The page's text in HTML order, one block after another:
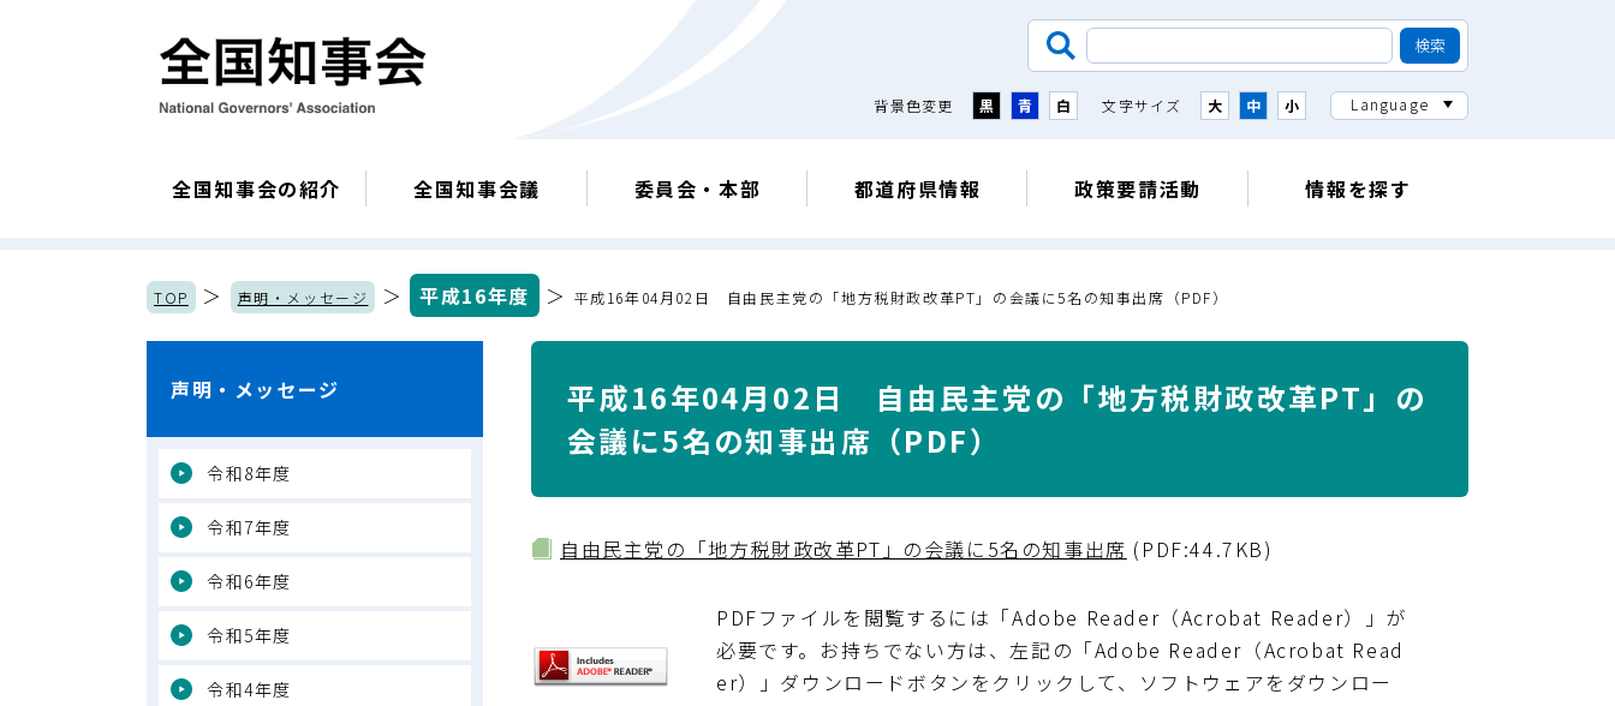
背景色変更 黒 青 白 文字サイズ 大 中 小 Language
全国知事会の紹介 全国知事会議 委員会・本部 都道府県情報 政策要請活動 情報を探す
TOP ＞ 声明・メッセージ ＞ 平成16年度 ＞ 平成16年04月02日 自由民主党の「地方税財政改革PT」の会議に5名の知事出席（PDF）
平成16年04月02日 自由民主党の「地方税財政改革PT」の
会議に5名の知事出席（PDF）
自由民主党の「地方税財政改革PT」の会議に5名の知事出席 (PDF:44.7KB)
PDFファイルを閲覧するには「Adobe Reader（Acrobat Reader）」が
必要です。お持ちでない方は、左記の「Adobe Reader（Acrobat Read
er）」ダウンロードボタンをクリックして、ソフトウェアをダウンロー
声明・メッセージ
令和8年度
令和7年度
令和6年度
令和5年度
令和4年度